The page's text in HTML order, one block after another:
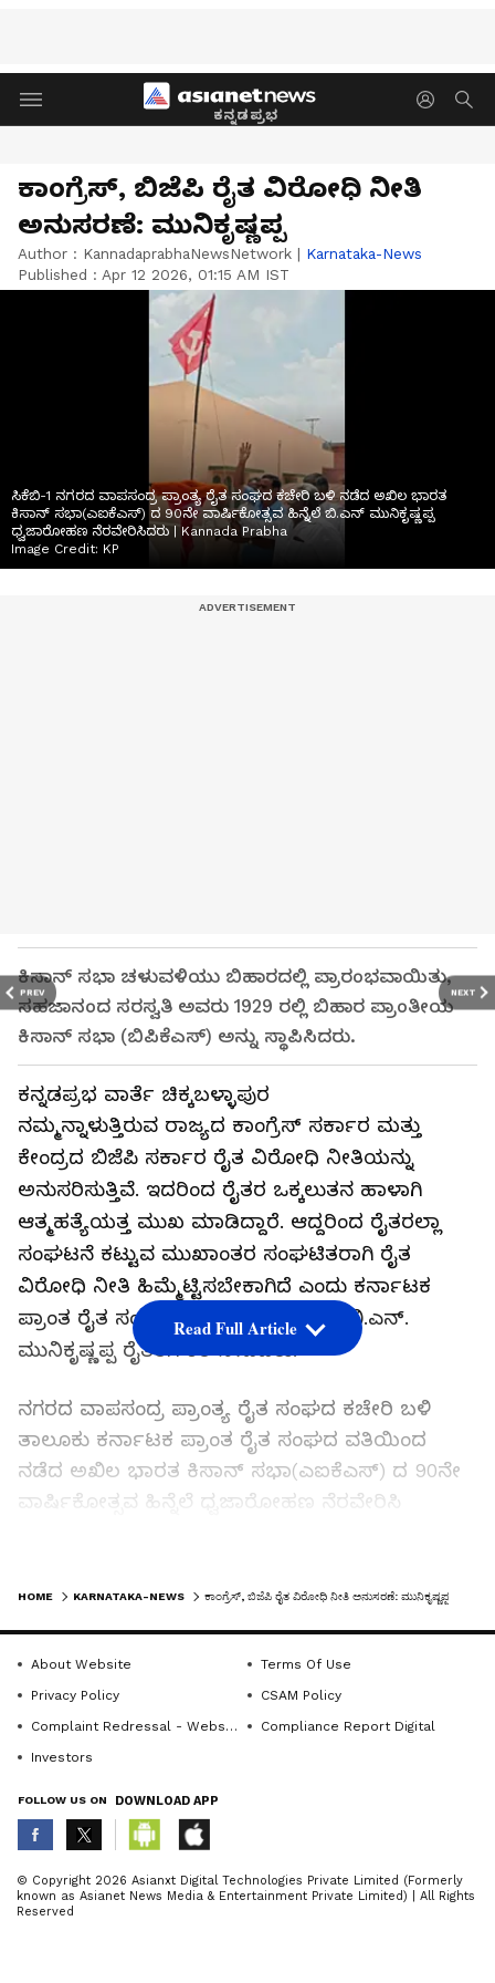
ಕನ್ನಡಪ್ರಭ
PREV NEXT
ಕಾಂಗ್ರೆಸ್‌, ಬಿಜೆಪಿ ರೈತ ವಿರೋಧಿ ನೀತಿ
ಅನುಸರಣೆ: ಮುನಿಕೃಷ್ಣಪ್ಪ
Author : KannadaprabhaNewsNetwork | Karnataka-News
Published : Apr 12 2026, 01:15 AM IST
ಸಿಕೆಬಿ-1 ನಗರದ ವಾಪಸಂದ್ರ ಪ್ರಾಂತ್ಯ ರೈತ ಸಂಘದ ಕಚೇರಿ ಬಳಿ ನಡೆದ ಅಖಿಲ ಭಾರತ
ಕಿಸಾನ್ ಸಭಾ(ಎಐಕೆಎಸ್) ದ 90ನೇ ವಾರ್ಷಿಕೋತ್ಸವ ಹಿನ್ನೆಲೆ ಬಿ.ಎನ್ ಮುನಿಕೃಷ್ಣಪ್ಪ
ಧ್ವಜಾರೋಹಣ ನೆರವೇರಿಸಿದರು | Kannada Prabha
Image Credit: KP
ಕಿಸಾನ್ ಸಭಾ ಚಳುವಳಿಯು ಬಿಹಾರದಲ್ಲಿ ಪ್ರಾರಂಭವಾಯಿತು,
ಸಹಜಾನಂದ ಸರಸ್ವತಿ ಅವರು 1929 ರಲ್ಲಿ ಬಿಹಾರ ಪ್ರಾಂತೀಯ
ಕಿಸಾನ್ ಸಭಾ (ಬಿಪಿಕೆಎಸ್) ಅನ್ನು ಸ್ಥಾಪಿಸಿದರು.
ಕನ್ನಡಪ್ರಭ ವಾರ್ತೆ ಚಿಕ್ಕಬಳ್ಳಾಪುರ
ನಮ್ಮನ್ನಾಳುತ್ತಿರುವ ರಾಜ್ಯದ ಕಾಂಗ್ರೆಸ್ ಸರ್ಕಾರ ಮತ್ತು
ಕೇಂದ್ರದ ಬಿಜೆಪಿ ಸರ್ಕಾರ ರೈತ ವಿರೋಧಿ ನೀತಿಯನ್ನು
ಅನುಸರಿಸುತ್ತಿವೆ. ಇದರಿಂದ ರೈತರ ಒಕ್ಕಲುತನ ಹಾಳಾಗಿ
ಆತ್ಮಹತ್ಯೆಯತ್ತ ಮುಖ ಮಾಡಿದ್ದಾರೆ. ಆದ್ದರಿಂದ ರೈತರಲ್ಲಾ
ಸಂಘಟನೆ ಕಟ್ಟುವ ಮುಖಾಂತರ ಸಂಘಟಿತರಾಗಿ ರೈತ
ವಿರೋಧಿ ನೀತಿ ಹಿಮ್ಮೆಟ್ಟಿಸಬೇಕಾಗಿದೆ ಎಂದು ಕರ್ನಾಟಕ
ಪ್ರಾಂತ ರೈತ ಸಂಘದ ಜಿಲ್ಲಾ ಸಮಿತಿ ಸದಸ್ಯ ಬಿ.ಎನ್.
ಮುನಿಕೃಷ್ಣಪ್ಪ ರೈತರಿಗೆ ಕರೆ ನೀಡಿದರು.
ನಗರದ ವಾಪಸಂದ್ರ ಪ್ರಾಂತ್ಯ ರೈತ ಸಂಘದ ಕಚೇರಿ ಬಳಿ
ತಾಲೂಕು ಕರ್ನಾಟಕ ಪ್ರಾಂತ ರೈತ ಸಂಘದ ವತಿಯಿಂದ
ನಡೆದ ಅಖಿಲ ಭಾರತ ಕಿಸಾನ್ ಸಭಾ(ಎಐಕೆಎಸ್) ದ 90ನೇ
ವಾರ್ಷಿಕೋತ್ಸವ ಹಿನ್ನೆಲೆ ಧ್ವಜಾರೋಹಣ ನೆರವೇರಿಸಿ
ರಲ್ಲಿ ಬಿಹಾರ ಪ್ರಾಂತೀಯ ಕಿಸಾನ್ ಸಭಾ (ಬಿಪಿಕೆಎಸ್) ಅನ್ನು
ಸ್ಥಾಪಿಸಿದರು. ಇದು ಭಾರತದ ರೈತರ ಚಳುವಳಿಯ ಕಿಚ್ಚನ್ನು
ಹೊತ್ತಿಸಿತು. ಇದು ಅವರ ಒಕ್ಕಲುತನ ಹಕ್ಕುಗಳ ಮೇಲಿನ
ಜಮೀನ್ದಾರಿ ದಾಳಿಯ ವಿರುದ್ಧ ರೈತರ ಕುಂದುಕೊರತೆಗಳನ್ನು
ಸಜ್ಜುಗೊಳಿಸಲು ಕಾರಣವಾಯಿತು ಎಂದರು.
ಭಾಗಗಳಾದ್ಯಂತ ಹರಡಿತು. ಈ ಎಲ್ಲಾ ಆಮೂಲಾಗ್ರ ರೈತ
ಬೆಳವಣಿಗೆಗಳು ಏಪ್ರಿಲ್ 1936 ರಲ್ಲಿ ನಡೆದ ಭಾರತೀಯ
ರಾಷ್ಟ್ರೀಯ ಕಾಂಗ್ರೆಸ್‌ನ ಲಕ್ನೋ ಅಧಿವೇಶನದಲ್ಲಿ ಅಖಿಲ
ಭಾರತ ಕಿಸಾನ್ ಸಭಾದ ರಚನೆಯಲ್ಲಿ ಪರಾಕಾಷ್ಠೆಯಾದವು,
Read Full Article
ABOUT THE AUTHOR
K KannadaprabhaNewsNetwork
HOME KARNATAKA-NEWS ಕಾಂಗ್ರೆಸ್‌, ಬಿಜೆಪಿ ರೈತ ವಿರೋಧಿ ನೀತಿ ಅನುಸರಣೆ: ಮುನಿಕೃಷ್ಣಪ್ಪ
About Website
Terms Of Use
Privacy Policy
CSAM Policy
Complaint Redressal - Website
Compliance Report Digital
Investors
FOLLOW US ON DOWNLOAD APP
© Copyright 2026 Asianxt Digital Technologies Private Limited (Formerly
known as Asianet News Media & Entertainment Private Limited) | All Rights
Reserved